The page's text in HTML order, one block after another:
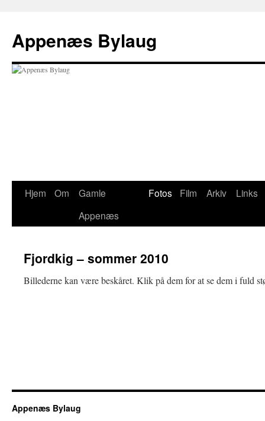
indhold
Appenæs Bylaug
Hjem Om
Gamle
Appenæs
Fotos Film Arkiv Links
Fjordkig – sommer 2010
Billederne kan være beskåret. Klik på dem for at se dem i fuld
Appenæs Bylaug